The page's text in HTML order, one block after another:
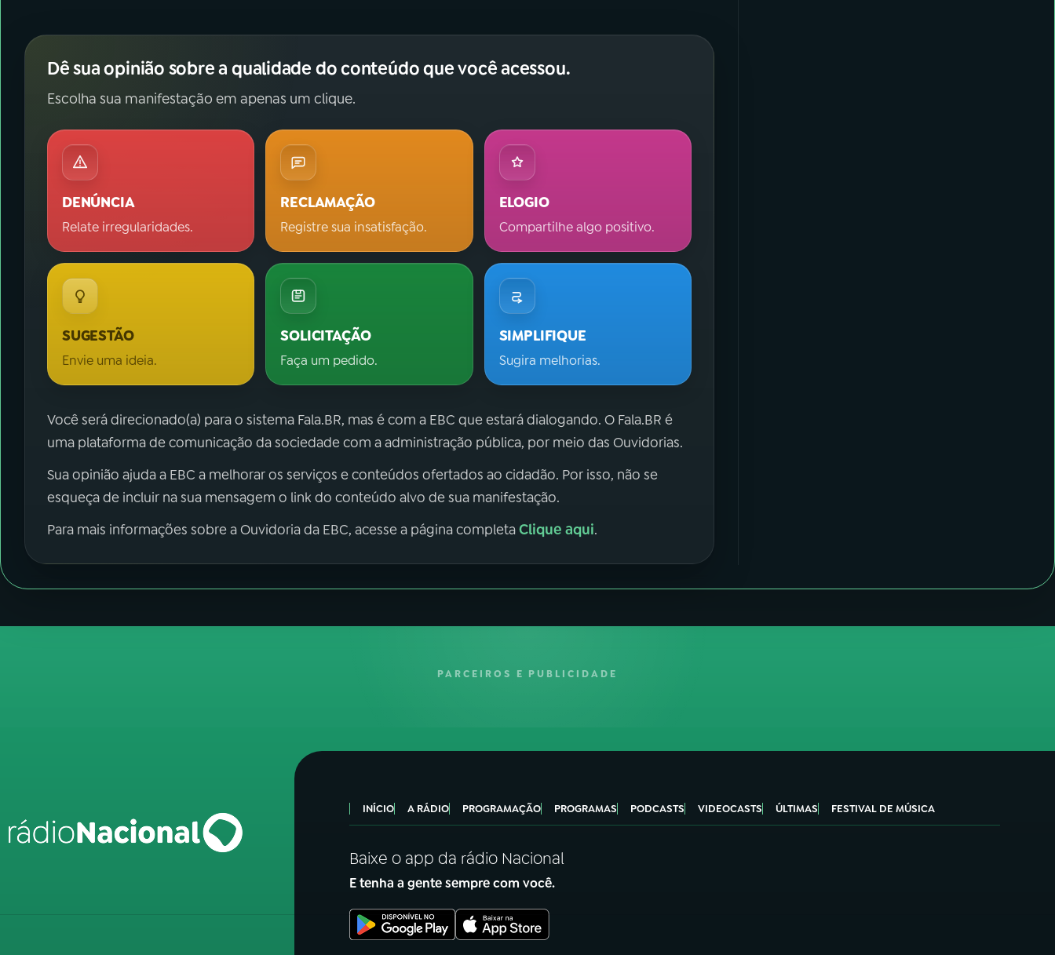
Dê sua opinião sobre a qualidade do conteúdo que você acessou.
Escolha sua manifestação em apenas um clique.
DENÚNCIA
Relate irregularidades.
RECLAMAÇÃO
Registre sua insatisfação.
ELOGIO
Compartilhe algo positivo.
SUGESTÃO
Envie uma ideia.
SOLICITAÇÃO
Faça um pedido.
SIMPLIFIQUE
Sugira melhorias.
Você será direcionado(a) para o sistema Fala.BR, mas é com a EBC que estará dialogando. O Fala.BR é
uma plataforma de comunicação da sociedade com a administração pública, por meio das Ouvidorias.
Sua opinião ajuda a EBC a melhorar os serviços e conteúdos ofertados ao cidadão. Por isso, não se
esqueça de incluir na sua mensagem o link do conteúdo alvo de sua manifestação.
Para mais informações sobre a Ouvidoria da EBC, acesse a página completaClique aqui.
PARCEIROS E PUBLICIDADE
INÍCIO A RÁDIO PROGRAMAÇÃO PROGRAMAS PODCASTS VIDEOCASTS ÚLTIMAS FESTIVAL DE MÚSICA
Baixe o app da rádio Nacional
E tenha a gente sempre com você.